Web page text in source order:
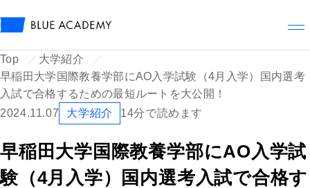
Top
大学紹介
早稲田大学国際教養学部にAO入学試験（4月入学）国内選考
入試で合格するための最短ルートを大公開！
2024.11.07
大学紹介 14分で読めます
早稲田大学国際教養学部にAO入学試
験（4月入学）国内選考入試で合格す